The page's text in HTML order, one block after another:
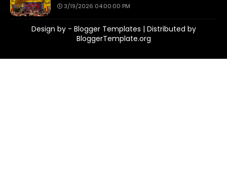
3/19/2026 04:00:00 PM
Design by - Blogger Templates | Distributed by
BloggerTemplate.org